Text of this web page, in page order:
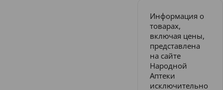
Информация о
товарах,
включая цены,
представлена
на сайте
Народной
Аптеки
исключительно